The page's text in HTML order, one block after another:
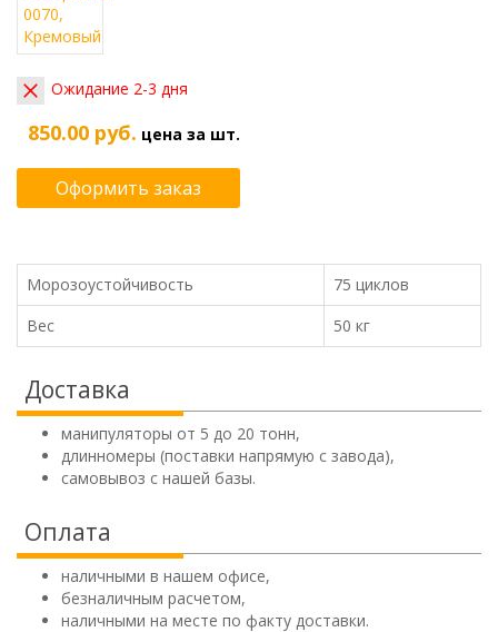
Ожидание 2-3 дня
850.00 руб. цена за шт.
Оформить заказ
Морозоустойчивость
75 циклов
Вес
50 кг
Доставка
манипуляторы от 5 до 20 тонн,
длинномеры (поставки напрямую с завода),
самовывоз с нашей базы.
Оплата
наличными в нашем офисе,
безналичным расчетом,
наличными на месте по факту доставки.